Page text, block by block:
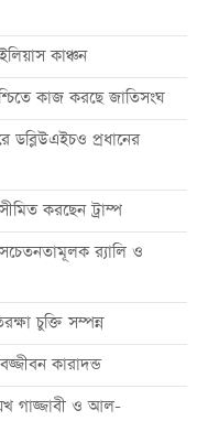
কাঞ্চন
কাজ করছে জাতিসংঘ
প্রধানের
করছেন ট্রাম্প
র‍্যালি ও
চুক্তি সম্পন্ন
কারাদন্ড
গাজ্জাবী ও আল-